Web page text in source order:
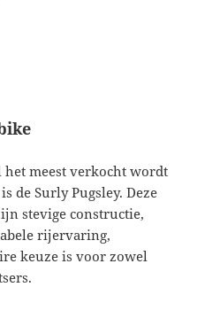
het meest verkocht wordt
de Surly Pugsley. Deze
stevige constructie,
rijervaring,
keuze is voor zowel